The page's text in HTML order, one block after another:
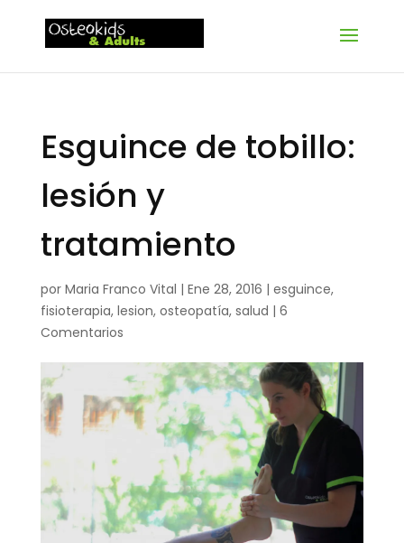
Esguince de tobillo:
lesión y
tratamiento
por Maria Franco Vital | Ene 28, 2016 | esguince,
fisioterapia, lesion, osteopatía, salud | 6
Comentarios